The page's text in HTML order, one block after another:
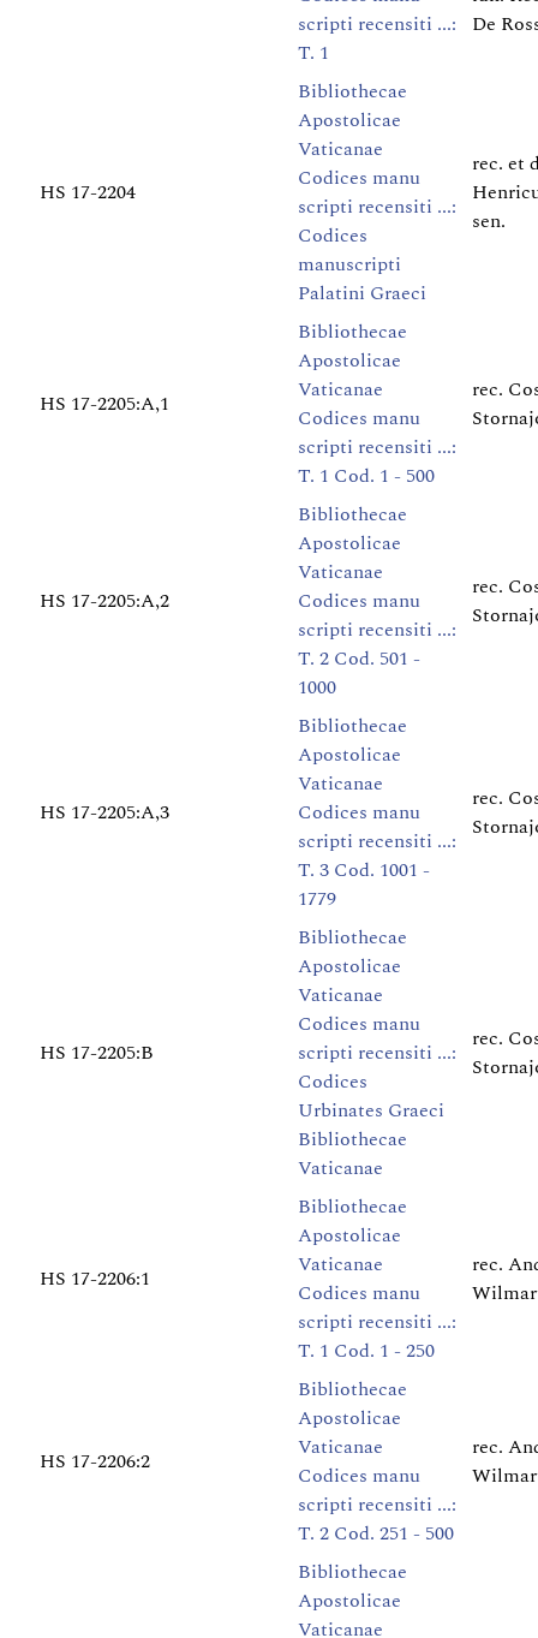
scripti recensiti ...:
T. 1
De
HS 17-2204
Bibliothecae
Apostolicae
Vaticanae
Codices manu
scripti recensiti ...:
Codices
manuscripti
Palatini Graeci
rec. et
sen.
HS 17-2205:A,1
Bibliothecae
Apostolicae
Vaticanae
Codices manu
scripti recensiti ...:
T. 1 Cod. 1 - 500
rec.
HS 17-2205:A,2
Bibliothecae
Apostolicae
Vaticanae
Codices manu
scripti recensiti ...:
T. 2 Cod. 501 -
1000
rec.
HS 17-2205:A,3
Bibliothecae
Apostolicae
Vaticanae
Codices manu
scripti recensiti ...:
T. 3 Cod. 1001 -
1779
rec.
HS 17-2205:B
Bibliothecae
Apostolicae
Vaticanae
Codices manu
scripti recensiti ...:
Codices
Urbinates Graeci
Bibliothecae
Vaticanae
rec.
HS 17-2206:1
Bibliothecae
Apostolicae
Vaticanae
Codices manu
scripti recensiti ...:
T. 1 Cod. 1 - 250
rec.
HS 17-2206:2
Bibliothecae
Apostolicae
Vaticanae
Codices manu
scripti recensiti ...:
T. 2 Cod. 251 - 500
rec.
Bibliothecae
Apostolicae
Vaticanae